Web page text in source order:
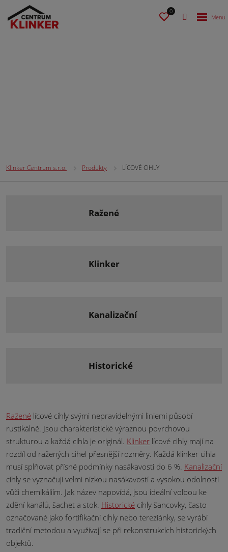
0
Klinker Centrum s.r.o. Produkty LÍCOVÉ CIHLY
ražené
klinker
kanalizační
historické
Ražené lícové cihly svými nepravidelnými liniemi působí
rustikálně. Jsou charakteristické výraznou povrchovou
strukturou a každá cihla je originál. Klinker lícové cihly mají na
rozdíl od ražených cihel přesnější rozměry. Každá klinker cihla
musí splňovat přísné podmínky nasákavosti do 6 %. Kanalizační
cihly se vyznačují velmi nízkou nasákavostí a vysokou odolností
vůči chemikáliím. Jak název napovídá, jsou ideální volbou ke
zdění kanálů, šachet a stok. Historické cihly šancovky, často
označované jako fortifikační cihly nebo tereziánky, se vyrábí
tradiční metodou a využívají se při rekonstrukcích historických
objektů.